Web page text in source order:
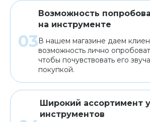
Возможность
на инструменте
В нашем магазине даем
возможность лично
чтобы почувствовать его
покупкой.
Широкий ассортимент
инструментов